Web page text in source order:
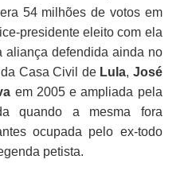
54 milhões de votos em
presidente eleito com ela
aliança defendida ainda no
Casa Civil de Lula, José
em 2005 e ampliada pela
quando a mesma fora
ocupada pelo ex-todo
petista.